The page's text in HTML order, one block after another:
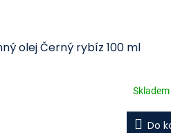
olej Černý rybíz 100 ml
Skladem
Do